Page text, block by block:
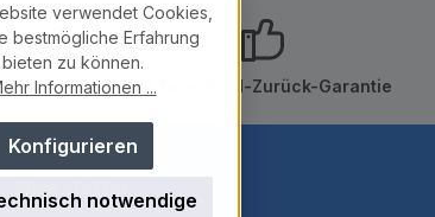
10 Tage Geld-Zurück-Garantie
Newsletter
verwendet Cookies,
bestmögliche Erfahrung
bieten zu können.
Informationen ...
notwendige
Konfigurieren